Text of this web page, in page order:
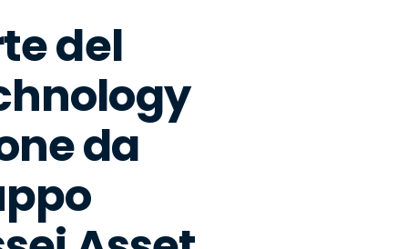
on-
Rilevamento degli
endpoint e risposta
Accesso e controllo
Wi-Fi Foxpass
Spazio di lavoro
sicuro Zero Trust
Tutti i prodotti
sanitaria
e
e Design
settori
Español
Français
Italiano
Nederlands
繁體中文
del
da